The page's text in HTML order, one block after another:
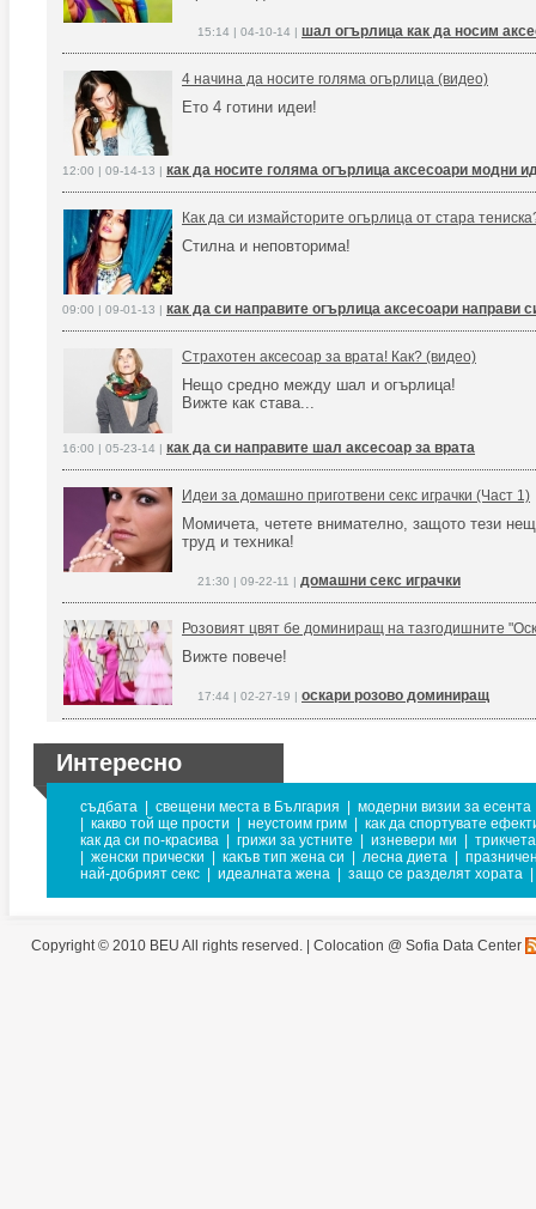
15:14 | 04-10-14 | шал огърлица как да носим
4 начина да носите голяма огърлица (видео)
Ето 4 готини идеи!
12:00 | 09-14-13 | как да носите голяма огърлица аксесоари модни
Как да си измайсторите огърлица от стара
Стилна и неповторима!
09:00 | 09-01-13 | как да си направите огърлица аксесоари направи
Страхотен аксесоар за врата! Как? (видео)
Нещо средно между шал и огърлица!
Вижте как става...
16:00 | 05-23-14 | как да си направите шал аксесоар за врата
Идеи за домашно приготвени секс играчки (Част 1)
Момичета, четете внимателно, защото тези
труд и техника!
21:30 | 09-22-11 | домашни секс играчки
Розовият цвят бе доминиращ на тазгодишните
Вижте повече!
17:44 | 02-27-19 | оскари розово доминиращ
Интересно
съдбата свещени места в България
модерни визии за есента
какво той ще прости неустоим грим
как да спортувате
как да си по-красива
грижи за устните изневери ми
трикчета
женски прически какъв тип жена си лесна диета
най-добрият секс
идеалната жена защо се разделят хората
Copyright © 2010 BEU All rights reserved. | Colocation @ Sofia Data Center